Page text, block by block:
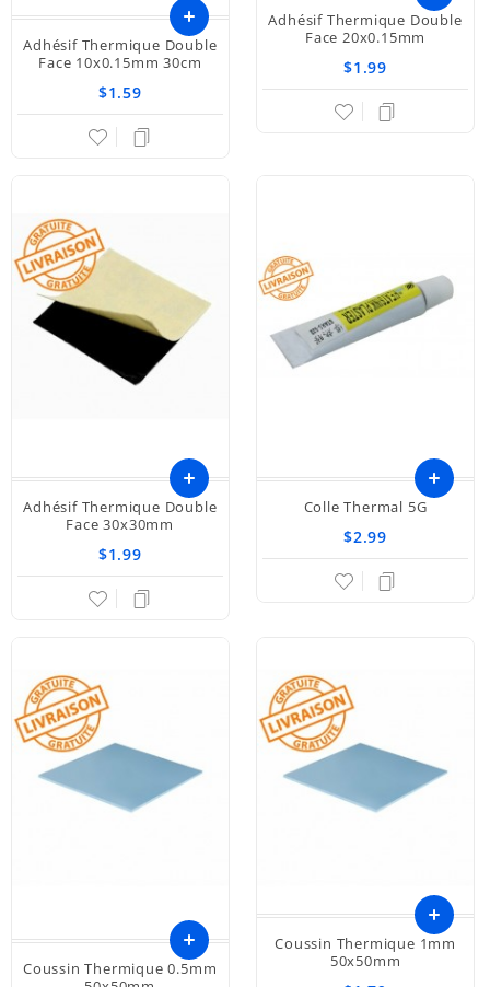
Adhésif Thermique Double
Face 10x0.15mm 30cm
$1.59
Adhésif Thermique Double
Face 20x0.15mm
$1.99
Ajouter
Adhésif Thermique Double
Face 30x30mm
$1.99
Colle Thermal 5G
$2.99
Coussin Thermique 0.5mm
Coussin Thermique 1mm
50x50mm
Ajouter